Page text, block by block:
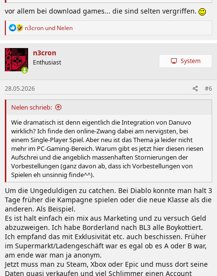
vor allem bei download games... die sind selten vergriffen.
R
k
t
i
o
n
e
n
:
n3cron und Nelen
n3cron
Enthusiast System
28.05.2026 #6
Nelen schrieb:
Wie dramatisch ist denn eigentlich die Integration von Danuvo
wirklich? Ich finde den online-Zwang dabei am nervigsten, bei
einem Single-Player Spiel. Aber neu ist das Thema ja leider nicht
mehr im PC-Gaming-Bereich. Warum gibt es jetzt hier diesen riesen
Aufschrei und die angeblich massenhaften Stornierungen der
Vorbestellungen (ganz davon ab, dass ich Vorbestellungen von
Spielen eh unsinnig finde^^).
Um die Ungeduldigen zu catchen. Bei Diablo konnte man halt 3
Tage früher die Kampagne spielen oder die neue Klasse als die
anderen. Als Beispiel.
Es ist halt einfach ein mix aus Marketing und zu versuch Geld
abzuzweigen. Ich habe Borderland nach BL3 alle Boykottiert.
Ich empfand das mit Exklusivität etc. auch beschissen. Früher
im Supermarkt/Ladengeschäft war es egal ob es A oder B war,
am ende war man ja anonym.
Jetzt muss man zu Steam, Xbox oder Epic und muss dort seine
Daten quasi verkaufen und viel Schlimmer einen Account